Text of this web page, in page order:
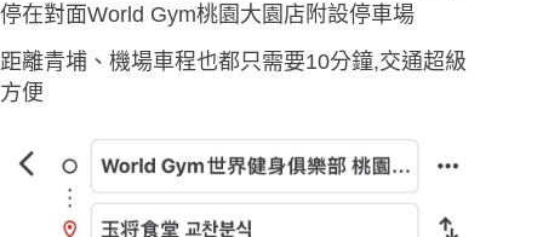
停在對面World Gym桃園大園店附設停車場
距離青埔、機場車程也都只需要10分鐘,交通超級
方便